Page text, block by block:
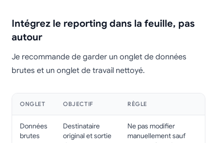
Intégrez le reporting dans la feuille, pas
autour
Je recommande de garder un onglet de données
brutes et un onglet de travail nettoyé.
ONGLET OBJECTIF RÈGLE
Données
brutes
Destinataire
original et sortie
Ne pas modifier
manuellement sauf